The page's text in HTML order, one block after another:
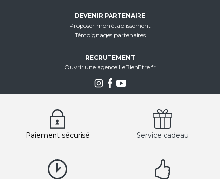
DEVENIR PARTENAIRE
Proposer mon établissement
Témoignages partenaires
RECRUTEMENT
Ouvrir une agence LeBienEtre.fr
Paiement sécurisé Service cadeau